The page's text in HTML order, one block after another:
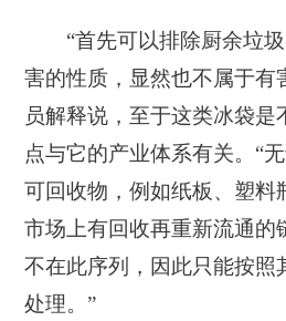
“首先可以排除厨余垃圾
害的性质，显然也不属于有
员解释说，至于这类冰袋是
点与它的产业体系有关。“
可回收物，例如纸板、塑料
市场上有回收再重新流通的
不在此序列，因此只能按照
处理。”